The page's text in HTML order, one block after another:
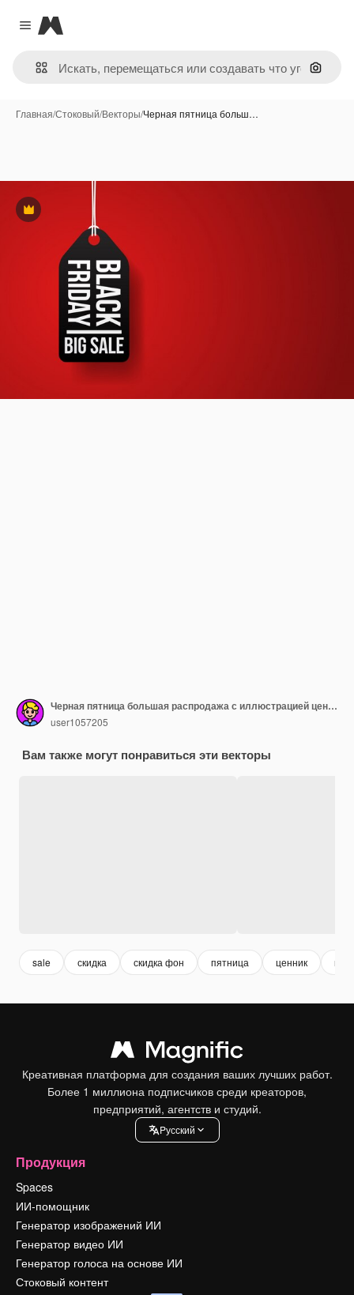
Close menu
Magnific
Поиск
Главная/Стоковый/Векторы/Черная пятница больш…
Премиум
Черная пятница большая распродажа с иллюстрацией ценника
user1057205
Вам также могут понравиться эти векторы
sale скидка скидка фон пятница ценник
Креативная платформа для создания ваших лучших работ.
Более 1 миллиона подписчиков среди креаторов,
предприятий, агентств и студий.
Pусский
Продукция
Spaces
ИИ-помощник
Генератор изображений ИИ
Генератор видео ИИ
Генератор голоса на основе ИИ
Стоковый контент